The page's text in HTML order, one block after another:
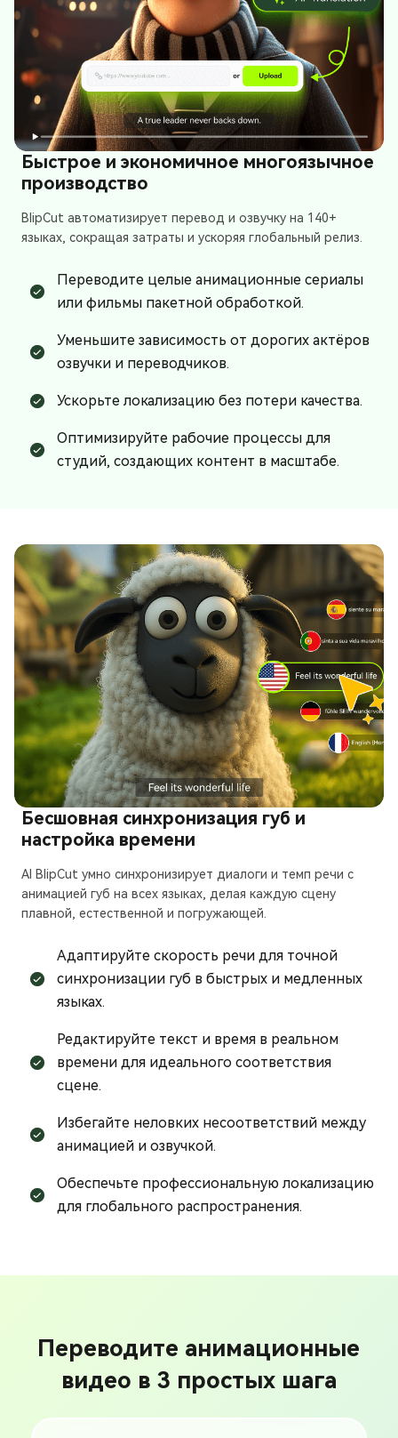
Быстрое и экономичное многоязычное
производство
BlipCut автоматизирует перевод и озвучку на 140+
языках, сокращая затраты и ускоряя глобальный релиз.
Переводите целые анимационные сериалы
или фильмы пакетной обработкой.
Уменьшите зависимость от дорогих актёров
озвучки и переводчиков.
Ускорьте локализацию без потери качества.
Оптимизируйте рабочие процессы для
студий, создающих контент в масштабе.
Бесшовная синхронизация губ и
настройка времени
AI BlipCut умно синхронизирует диалоги и темп речи с
анимацией губ на всех языках, делая каждую сцену
плавной, естественной и погружающей.
Адаптируйте скорость речи для точной
синхронизации губ в быстрых и медленных
языках.
Редактируйте текст и время в реальном
времени для идеального соответствия
сцене.
Избегайте неловких несоответствий между
анимацией и озвучкой.
Обеспечьте профессиональную локализацию
для глобального распространения.
Переводите анимационные
видео в 3 простых шага